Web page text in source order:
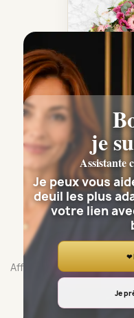
Affichage 1-3 de 3 article(s)
je
Assistante
Je peux vous
deuil les plus
votre lien
❤
Je